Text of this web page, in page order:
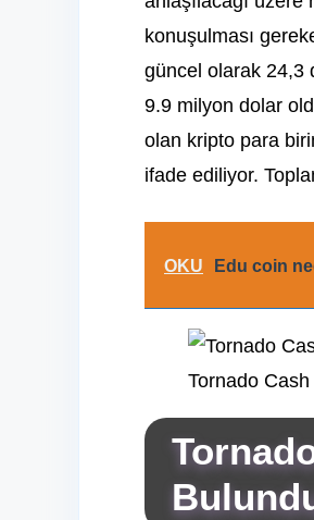
konuşulması
güncel olarak 24,3
9.9 milyon dolar
olan kripto para
ifade ediliyor.
OKU Edu coin
Tornado Cash